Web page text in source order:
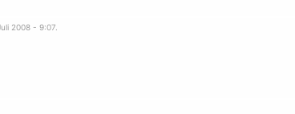
2008 - 9:07.